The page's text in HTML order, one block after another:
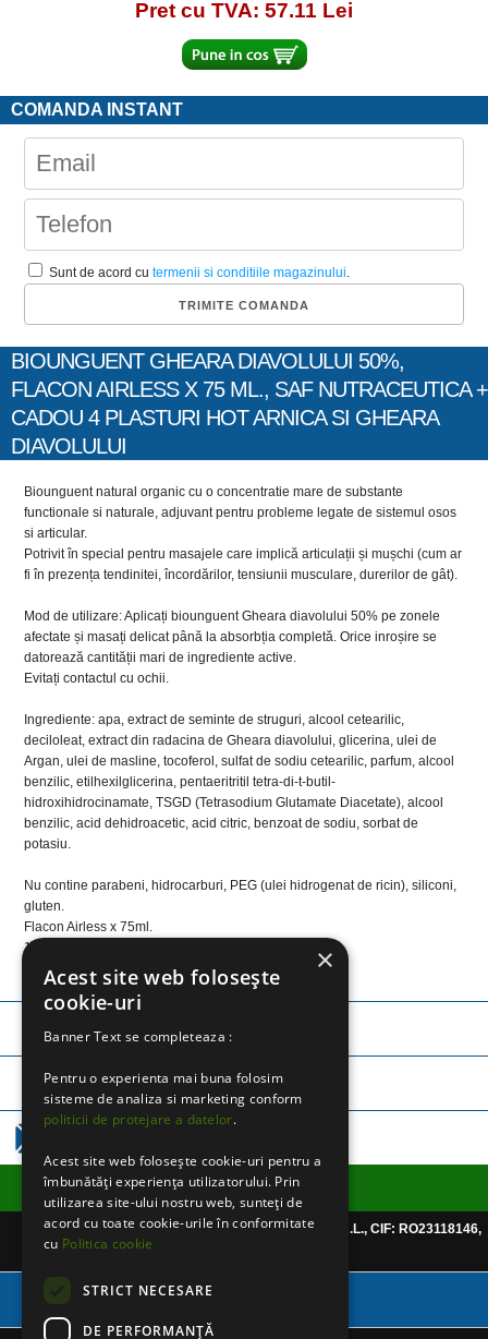
Pret cu TVA: 57.11 Lei
COMANDA INSTANT
Sunt de acord cutermenii si conditiile magazinului.
BIOUNGUENT GHEARA DIAVOLULUI 50%,
FLACON AIRLESS X 75 ML., SAF NUTRACEUTICA +
CADOU 4 PLASTURI HOT ARNICA SI GHEARA
DIAVOLULUI
Biounguent natural organic cu o concentratie mare de substante
functionale si naturale, adjuvant pentru probleme legate de sistemul osos
si articular.
Potrivit în special pentru masajele care implică articulații și mușchi (cum ar
fi în prezența tendinitei, încordărilor, tensiunii musculare, durerilor de gât).
Mod de utilizare: Aplicați biounguent Gheara diavolului 50% pe zonele
afectate și masați delicat până la absorbția completă. Orice inroșire se
datorează cantității mari de ingrediente active.
Evitați contactul cu ochii.
Ingrediente: apa, extract de seminte de struguri, alcool cetearilic,
deciloleat, extract din radacina de Gheara diavolului, glicerina, ulei de
Argan, ulei de masline, tocoferol, sulfat de sodiu cetearilic, parfum, alcool
benzilic, etilhexilglicerina, pentaeritritil tetra-di-t-butil-
hidroxihidrocinamate, TSGD (Tetrasodium Glutamate Diacetate), alcool
benzilic, acid dehidroacetic, acid citric, benzoat de sodiu, sorbat de
potasiu.
Nu contine parabeni, hidrocarburi, PEG (ulei hidrogenat de ricin), siliconi,
gluten.
Flacon Airless x 75ml.
100% produs in Italia.
Vegan.
Produs cu certificat Bio, agricultura ecologica.
TELEFON:0757 365 250
EMAIL: CLICK AICI
Informatii utile
Website detinut de CHRISPHARMABLUE S.R.L., CIF: RO23118146,
Reg.Com: J40/999/2008
Varianta Desktop
×
Acest site web folosește
cookie-uri
Banner Text se completeaza :
Pentru o experienta mai buna folosim
sisteme de analiza si marketing conform
politicii de protejare a datelor.
Acest site web folosește cookie-uri pentru a
îmbunătăți experiența utilizatorului. Prin
utilizarea site-ului nostru web, sunteți de
acord cu toate cookie-urile în conformitate
cu Politica cookie
STRICT NECESARE
DE PERFORMANȚĂ